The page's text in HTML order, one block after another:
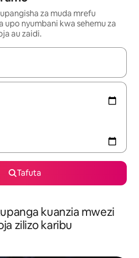
za muda mrefu
upo nyumbani kwa sehemu za
au zaidi.
vinjari kwa kutumia vitufe vya
Tafuta
kuanzia mwezi
zilizo karibu